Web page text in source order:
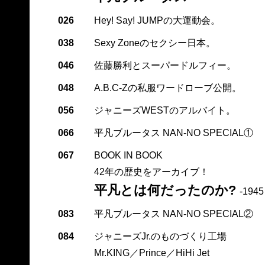
026 Hey! Say! JUMPの大運動会。
038 Sexy Zoneのセクシー日本。
046 佐藤勝利とスーパードルフィー。
048 A.B.C-Zの私服ワードローブ公開。
056 ジャニーズWESTのアルバイト。
066 平凡ブルータス NAN-NO SPECIAL①
067
BOOK IN BOOK
42年の歴史をアーカイブ！
平凡とは何だったのか? -
083 平凡ブルータス NAN-NO SPECIAL②
084
ジャニーズJr.のものづくり工場
Mr.KING／Prince／HiHi Jet